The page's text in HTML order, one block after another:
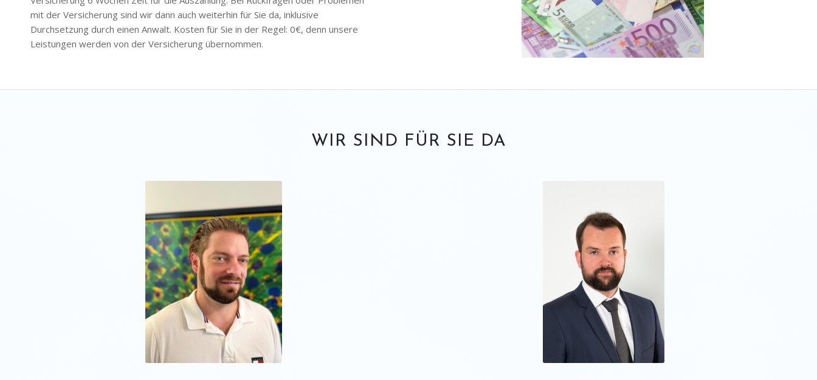
mit der Versicherung sind wir dann auch weiterhin für Sie da, inklusive
Durchsetzung durch einen Anwalt. Kosten für Sie in der Regel: 0€, denn unsere
Leistungen werden von der Versicherung übernommen.
WIR SIND FÜR SIE DA